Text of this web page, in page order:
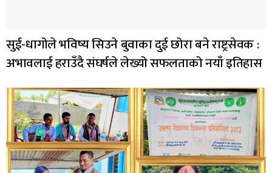
सुई-धागोले भविष्य सिउने बुवाका दुई छोरा बने राष्ट्रसेवक :
अभावलाई हराउँदै संघर्षले लेख्यो सफलताको नयाँ इतिहास